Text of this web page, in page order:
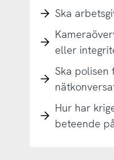
Ska
eller
Ska
Hur har
beteende